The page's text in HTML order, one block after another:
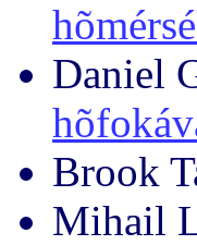
Daniel
Brook
Mihail